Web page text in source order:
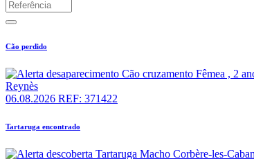
Cão perdido
Reynès
06.08.2026 REF: 371422
Tartaruga encontrado